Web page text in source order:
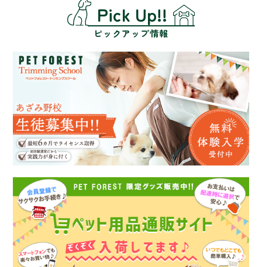
Pick Up!!
ピックアップ情報